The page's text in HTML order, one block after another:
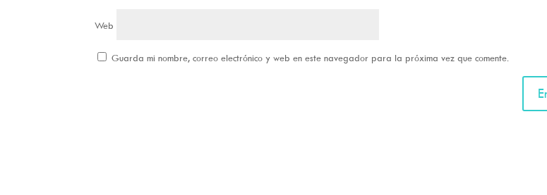
Web
Guarda mi nombre, correo electrónico y web en este navegador para la próxima vez que comente.